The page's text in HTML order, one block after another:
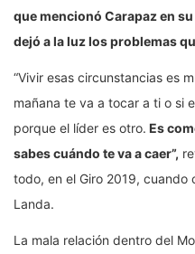
que mencionó Carapaz en
dejó a la luz los problemas
“Vivir esas circunstancias es
mañana te va a tocar a ti o si
porque el líder es otro. Es
sabes cuándo te va a caer”,
todo, en el Giro 2019,
Landa.
La mala relación dentro del